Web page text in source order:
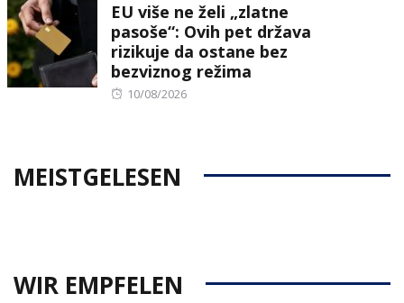
EU više ne želi „zlatne
pasoše“: Ovih pet država
rizikuje da ostane bez
bezviznog režima
Posted
10/08/2026
MEISTGELESEN
WIR EMPFELEN